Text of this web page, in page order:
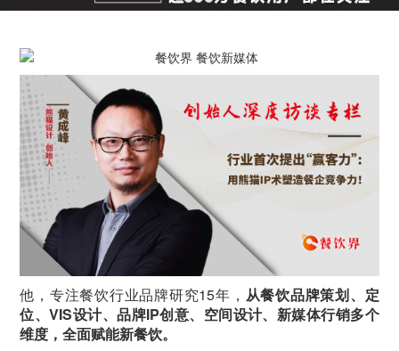
他，专注餐饮行业品牌研究15年， 从餐饮品牌策划、定
位、VIS设计、品牌IP创意、空间设计、新媒体行销多个
维度，全面赋能新餐饮。